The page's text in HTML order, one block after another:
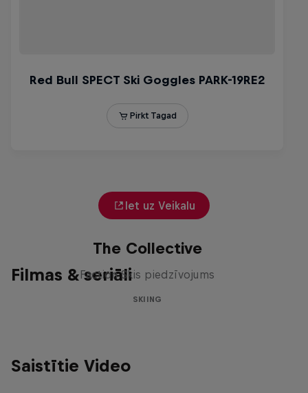
Iet uz Veikalu
Filmas & seriāli
The Collective
Faction Skis piedzīvojums
SKIING
Saistītie Video